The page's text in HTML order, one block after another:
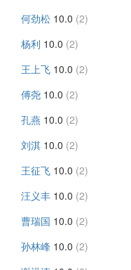
何劲松 10.0 (2)
杨利 10.0 (2)
王上飞 10.0 (2)
傅尧 10.0 (2)
孔燕 10.0 (2)
刘淇 10.0 (2)
王征飞 10.0 (2)
汪义丰 10.0 (2)
曹瑞国 10.0 (2)
孙林峰 10.0 (2)